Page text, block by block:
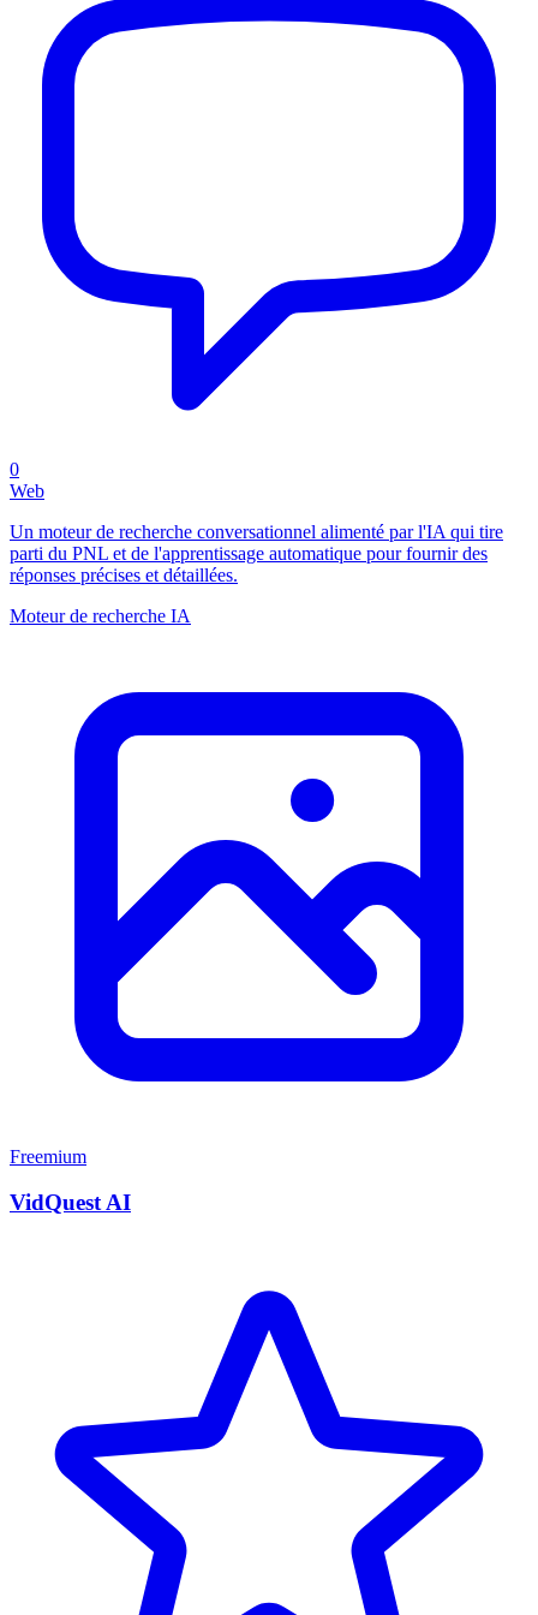
0
Web
Un moteur de recherche conversationnel alimenté par l'IA qui tire
parti du PNL et de l'apprentissage automatique pour fournir des
réponses précises et détaillées.
Moteur de recherche IA
Freemium
VidQuest AI